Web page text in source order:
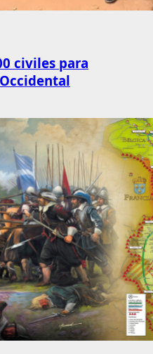
civiles para